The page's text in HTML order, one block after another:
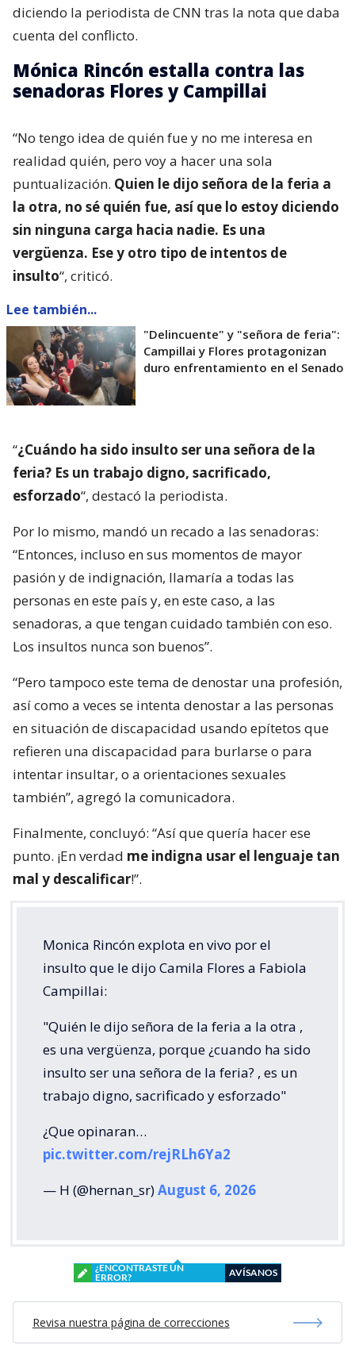
diciendo la periodista de CNN tras la nota que daba
cuenta del conflicto.
Mónica Rincón estalla contra las
senadoras Flores y Campillai
“No tengo idea de quién fue y no me interesa en
realidad quién, pero voy a hacer una sola
puntualización. Quien le dijo señora de la feria a
la otra, no sé quién fue, así que lo estoy diciendo
sin ninguna carga hacia nadie. Es una
vergüenza. Ese y otro tipo de intentos de
insulto“, criticó.
Lee también...
"Delincuente" y "señora de feria":
Campillai y Flores protagonizan
duro enfrentamiento en el Senado
“¿Cuándo ha sido insulto ser una señora de la
feria? Es un trabajo digno, sacrificado,
esforzado“, destacó la periodista.
Por lo mismo, mandó un recado a las senadoras:
“Entonces, incluso en sus momentos de mayor
pasión y de indignación, llamaría a todas las
personas en este país y, en este caso, a las
senadoras, a que tengan cuidado también con eso.
Los insultos nunca son buenos”.
“Pero tampoco este tema de denostar una profesión,
así como a veces se intenta denostar a las personas
en situación de discapacidad usando epítetos que
refieren una discapacidad para burlarse o para
intentar insultar, o a orientaciones sexuales
también”, agregó la comunicadora.
Finalmente, concluyó: “Así que quería hacer ese
punto. ¡En verdad me indigna usar el lenguaje tan
mal y descalificar!”.
Monica Rincón explota en vivo por el
insulto que le dijo Camila Flores a Fabiola
Campillai:
"Quién le dijo señora de la feria a la otra ,
es una vergüenza, porque ¿cuando ha sido
insulto ser una señora de la feria? , es un
trabajo digno, sacrificado y esforzado"
¿Que opinaran…
pic.twitter.com/rejRLh6Ya2
— H (@hernan_sr)August 6, 2026
¿ENCONTRASTE UN
ERROR?
AVÍSANOS
Revisa nuestra página de correcciones